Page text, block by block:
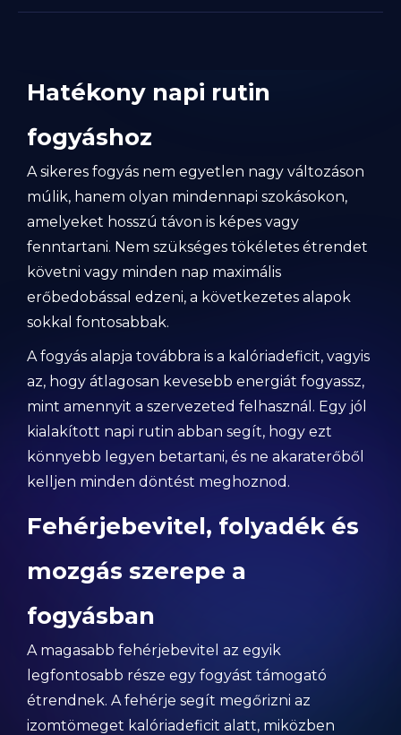
Hatékony napi rutin
fogyáshoz
A sikeres fogyás nem egyetlen nagy változáson
múlik, hanem olyan mindennapi szokásokon,
amelyeket hosszú távon is képes vagy
fenntartani. Nem szükséges tökéletes étrendet
követni vagy minden nap maximális
erőbedobással edzeni, a következetes alapok
sokkal fontosabbak.
A fogyás alapja továbbra is a kalóriadeficit, vagyis
az, hogy átlagosan kevesebb energiát fogyassz,
mint amennyit a szervezeted felhasznál. Egy jól
kialakított napi rutin abban segít, hogy ezt
könnyebb legyen betartani, és ne akaraterőből
kelljen minden döntést meghoznod.
Fehérjebevitel, folyadék és
mozgás szerepe a
fogyásban
A magasabb fehérjebevitel az egyik
legfontosabb része egy fogyást támogató
étrendnek. A fehérje segít megőrizni az
izomtömeget kalóriadeficit alatt, miközben